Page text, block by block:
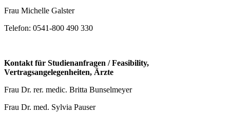
Frau Michelle Galster
Telefon: 0541-800 490 330
Kontakt für Studienanfragen / Feasibility,
Vertragsangelegenheiten, Ärzte
Frau Dr. rer. medic. Britta Bunselmeyer
Frau Dr. med. Sylvia Pauser